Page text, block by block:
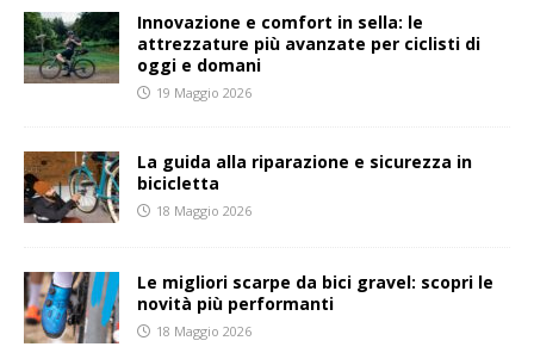
Innovazione e comfort in sella: le
attrezzature più avanzate per ciclisti di
oggi e domani
19 Maggio 2026
La guida alla riparazione e sicurezza in
bicicletta
18 Maggio 2026
Le migliori scarpe da bici gravel: scopri le
novità più performanti
18 Maggio 2026